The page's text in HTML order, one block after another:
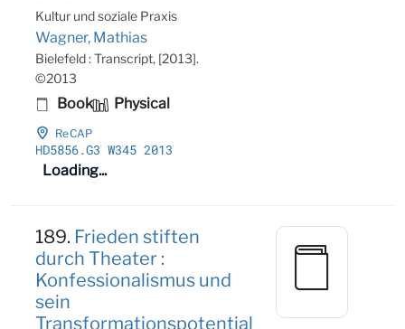
Kultur und soziale Praxis
Wagner, Mathias
Bielefeld : Transcript, [2013].
©2013
Book Physical
ReCAP
HD5856.G3 W345 2013
Loading...
189. Frieden stiften
durch Theater :
Konfessionalismus und
sein
Transformationspotential